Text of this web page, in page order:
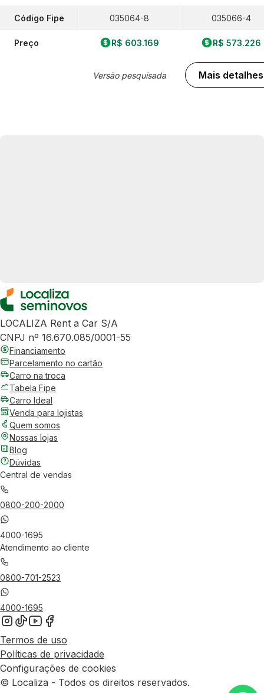
Código Fipe
Preço
035064-8
R$ 603.169
Versão pesquisada
035066-4
R$ 573.226
Mais detalhes
LOCALIZA Rent a Car S/A
CNPJ nº 16.670.085/0001-55
Financiamento
Parcelamento no cartão
Carro na troca
Tabela Fipe
Carro Ideal
Venda para lojistas
Quem somos
Nossas lojas
Blog
Dúvidas
Central de vendas
0800-200-2000
4000-1695
Atendimento ao cliente
0800-701-2523
4000-1695
Termos de uso
Políticas de privacidade
Configurações de cookies
© Localiza - Todos os direitos reservados.